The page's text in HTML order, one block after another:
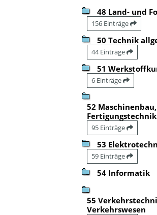
48 Land- und
156 Einträge
50 Technik
44 Einträge
51
6 Einträge
52
Fertigungstechnik
95 Einträge
53
59 Einträge
54 Informatik
55
Verkehrswesen